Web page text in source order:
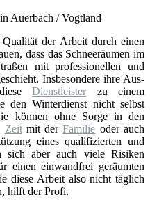
der Arbeit durch einen
dass das Schneeräumen im
mit professionellen und
Insbesondere ihre Aus-
dieseDienstleister zu einem
Winterdienst nicht selbst
können ohne Sorge in den
Zeitmit derFamilie oder auch
eines qualifizierten und
sich aber auch viele Risiken
einen einwandfrei geräumten
diese Arbeit also nicht täglich
hilft der Profi.